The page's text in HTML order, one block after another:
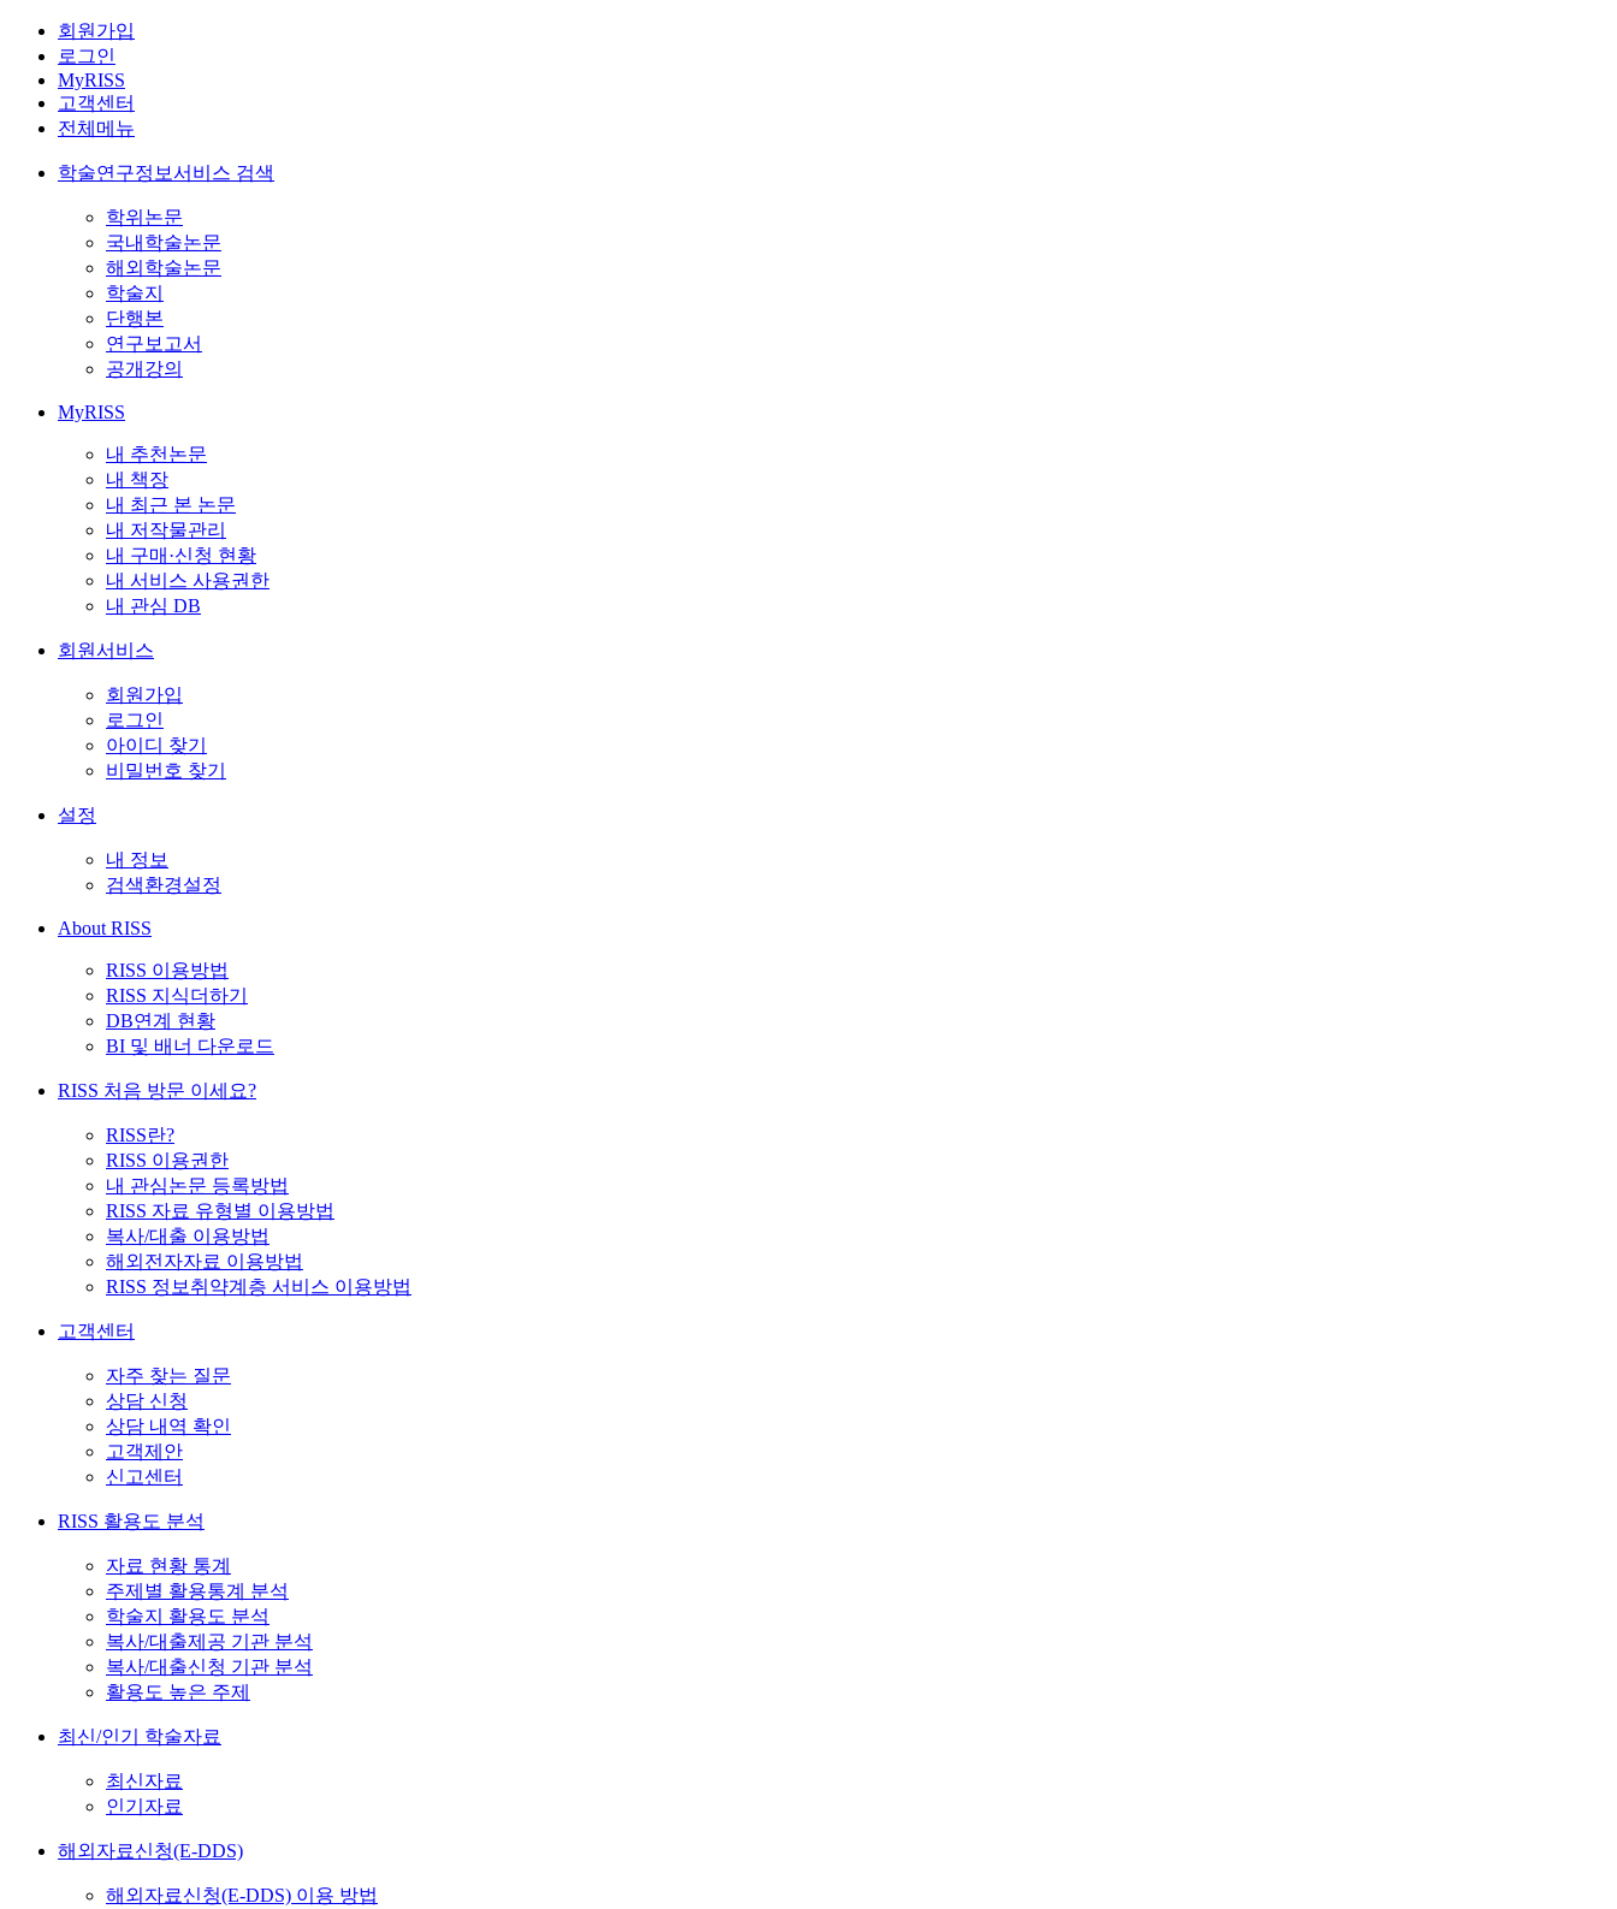
회원가입
로그인
MyRISS
고객센터
전체메뉴
학술연구정보서비스 검색
학위논문
국내학술논문
해외학술논문
학술지
단행본
연구보고서
공개강의
MyRISS
내 추천논문
내 책장
내 최근 본 논문
내 저작물관리
내 구매·신청 현황
내 서비스 사용권한
내 관심 DB
회원서비스
회원가입
로그인
아이디 찾기
비밀번호 찾기
설정
내 정보
검색환경설정
About RISS
RISS 이용방법
RISS 지식더하기
DB연계 현황
BI 및 배너 다운로드
RISS 처음 방문 이세요?
RISS란?
RISS 이용권한
내 관심논문 등록방법
RISS 자료 유형별 이용방법
복사/대출 이용방법
해외전자자료 이용방법
RISS 정보취약계층 서비스 이용방법
고객센터
자주 찾는 질문
상담 신청
상담 내역 확인
고객제안
신고센터
RISS 활용도 분석
자료 현황 통계
주제별 활용통계 분석
학술지 활용도 분석
복사/대출제공 기관 분석
복사/대출신청 기관 분석
활용도 높은 주제
최신/인기 학술자료
최신자료
인기자료
해외자료신청(E-DDS)
해외자료신청(E-DDS) 이용 방법